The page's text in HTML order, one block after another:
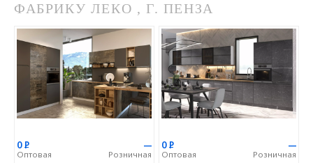
ФАБРИКУ ЛЕКО , Г. ПЕНЗА
0Р
Оптовая
—
Розничная
0Р
Оптовая
—
Розничная